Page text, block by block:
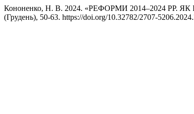
Кононенко, Н. В. 2024. «РЕФОРМИ 2014–2024
(Грудень), 50-63. https://doi.org/10.32782/2707-